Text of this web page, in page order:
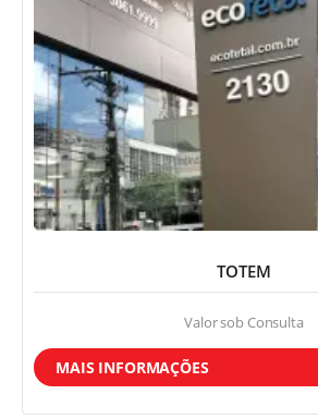
TOTEM
Valor sob Consulta
MAIS INFORMAÇÕES